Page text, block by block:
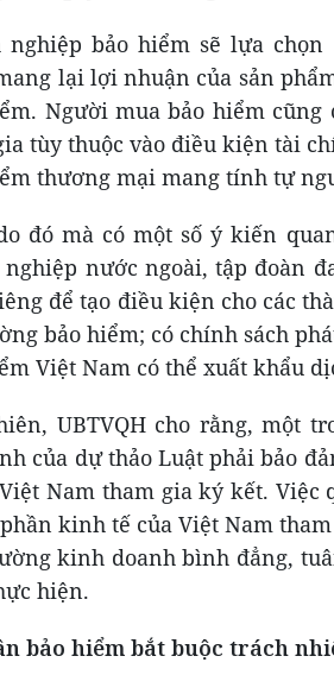
nghiệp bảo hiểm sẽ lựa
lại lợi nhuận của sản
Người mua bảo hiểm
tùy thuộc vào điều kiện tài
thương mại mang tính tự
đó mà có một số ý kiến
nghiệp nước ngoài, tập đoàn
để tạo điều kiện cho các
bảo hiểm; có chính sách
Việt Nam có thể xuất khẩu
UBTVQH cho rằng, một
của dự thảo Luật phải bảo
Nam tham gia ký kết.
kinh tế của Việt Nam
kinh doanh bình đẳng,
hiện.
bảo hiểm bắt buộc trách